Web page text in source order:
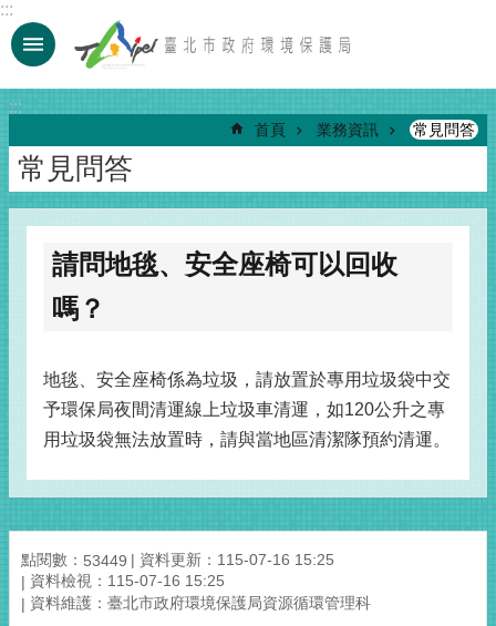
跳到主要內容區塊
:::
:::
首頁 業務資訊 常見問答
常見問答
請問地毯、安全座椅可以回收
嗎？
地毯、安全座椅係為垃圾，請放置於專用垃圾袋中交
予環保局夜間清運線上垃圾車清運，如120公升之專
用垃圾袋無法放置時，請與當地區清潔隊預約清運。
點閱數： 53449
資料更新：115-07-16 15:25
資料檢視：115-07-16 15:25
資料維護：臺北市政府環境保護局資源循環管理科